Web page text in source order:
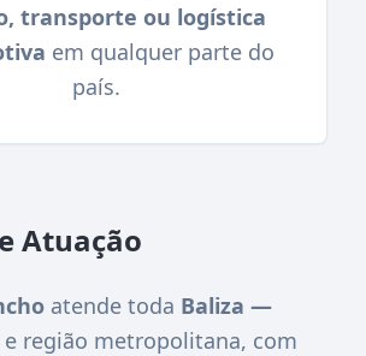
transporte ou logística
em qualquer parte do
país.
Atuação
atende toda Baliza —
e região metropolitana, com